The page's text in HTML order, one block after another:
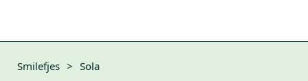
Smilefjes > Sola